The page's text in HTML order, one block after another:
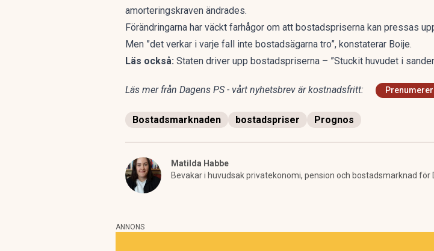
amorteringskraven ändrades.
Förändringarna har väckt farhågor om att bostadspriserna kan pressas
Men ”det verkar i varje fall inte bostadsägarna tro”, konstaterar Boije.
Läs också: Staten driver upp bostadspriserna – ”Stuckit huvudet i
Läs mer från Dagens PS - vårt nyhetsbrev är kostnadsfritt:
Bostadsmarknaden bostadspriser Prognos
Matilda Habbe
Bevakar i huvudsak privatekonomi, pension och bostadsmarknad
ANNONS